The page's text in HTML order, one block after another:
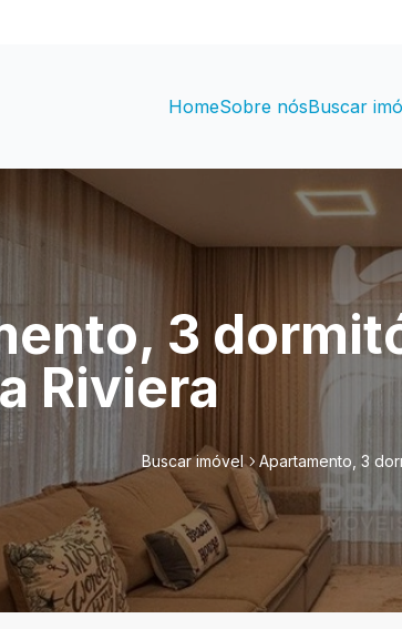
HomeSobre nósBuscar
3
Riviera
Buscar imóvel Apartamento, 3